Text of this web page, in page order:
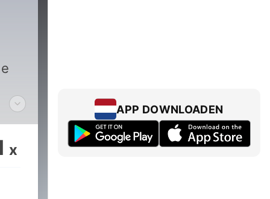
x
APP DOWNLOADEN